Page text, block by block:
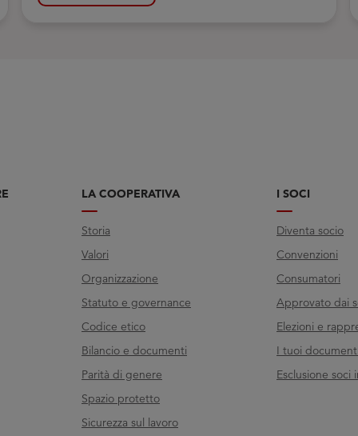
LA COOPERATIVA
Storia
Valori
Organizzazione
Statuto e governance
Codice etico
Bilancio e documenti
Parità di genere
Spazio protetto
Sicurezza sul lavoro
I SOCI
Diventa socio
Convenzioni
Consumatori
Approvato dai
Elezioni e
I tuoi
Esclusione soci